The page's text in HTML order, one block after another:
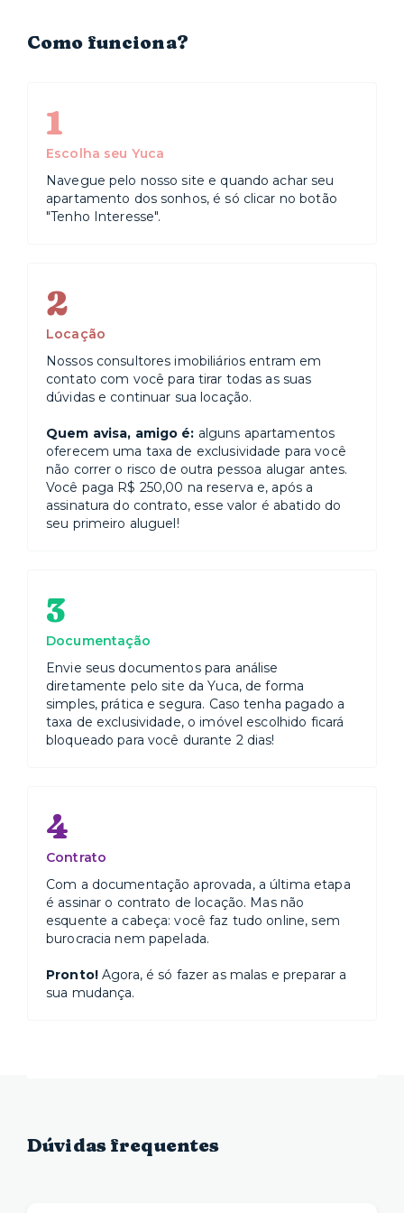
Como funciona?
1
Escolha seu Yuca
Navegue pelo nosso site e quando achar seu
apartamento dos sonhos, é só clicar no botão
"Tenho Interesse".
2
Locação
Nossos consultores imobiliários entram em
contato com você para tirar todas as suas
dúvidas e continuar sua locação.
Quem avisa, amigo é: alguns apartamentos
oferecem uma taxa de exclusividade para você
não correr o risco de outra pessoa alugar antes.
Você paga R$ 250,00 na reserva e, após a
assinatura do contrato, esse valor é abatido do
seu primeiro aluguel!
3
Documentação
Envie seus documentos para análise
diretamente pelo site da Yuca, de forma
simples, prática e segura. Caso tenha pagado a
taxa de exclusividade, o imóvel escolhido ficará
bloqueado para você durante 2 dias!
4
Contrato
Com a documentação aprovada, a última etapa
é assinar o contrato de locação. Mas não
esquente a cabeça: você faz tudo online, sem
burocracia nem papelada.
Pronto!Agora, é só fazer as malas e preparar a
sua mudança.
Dúvidas frequentes